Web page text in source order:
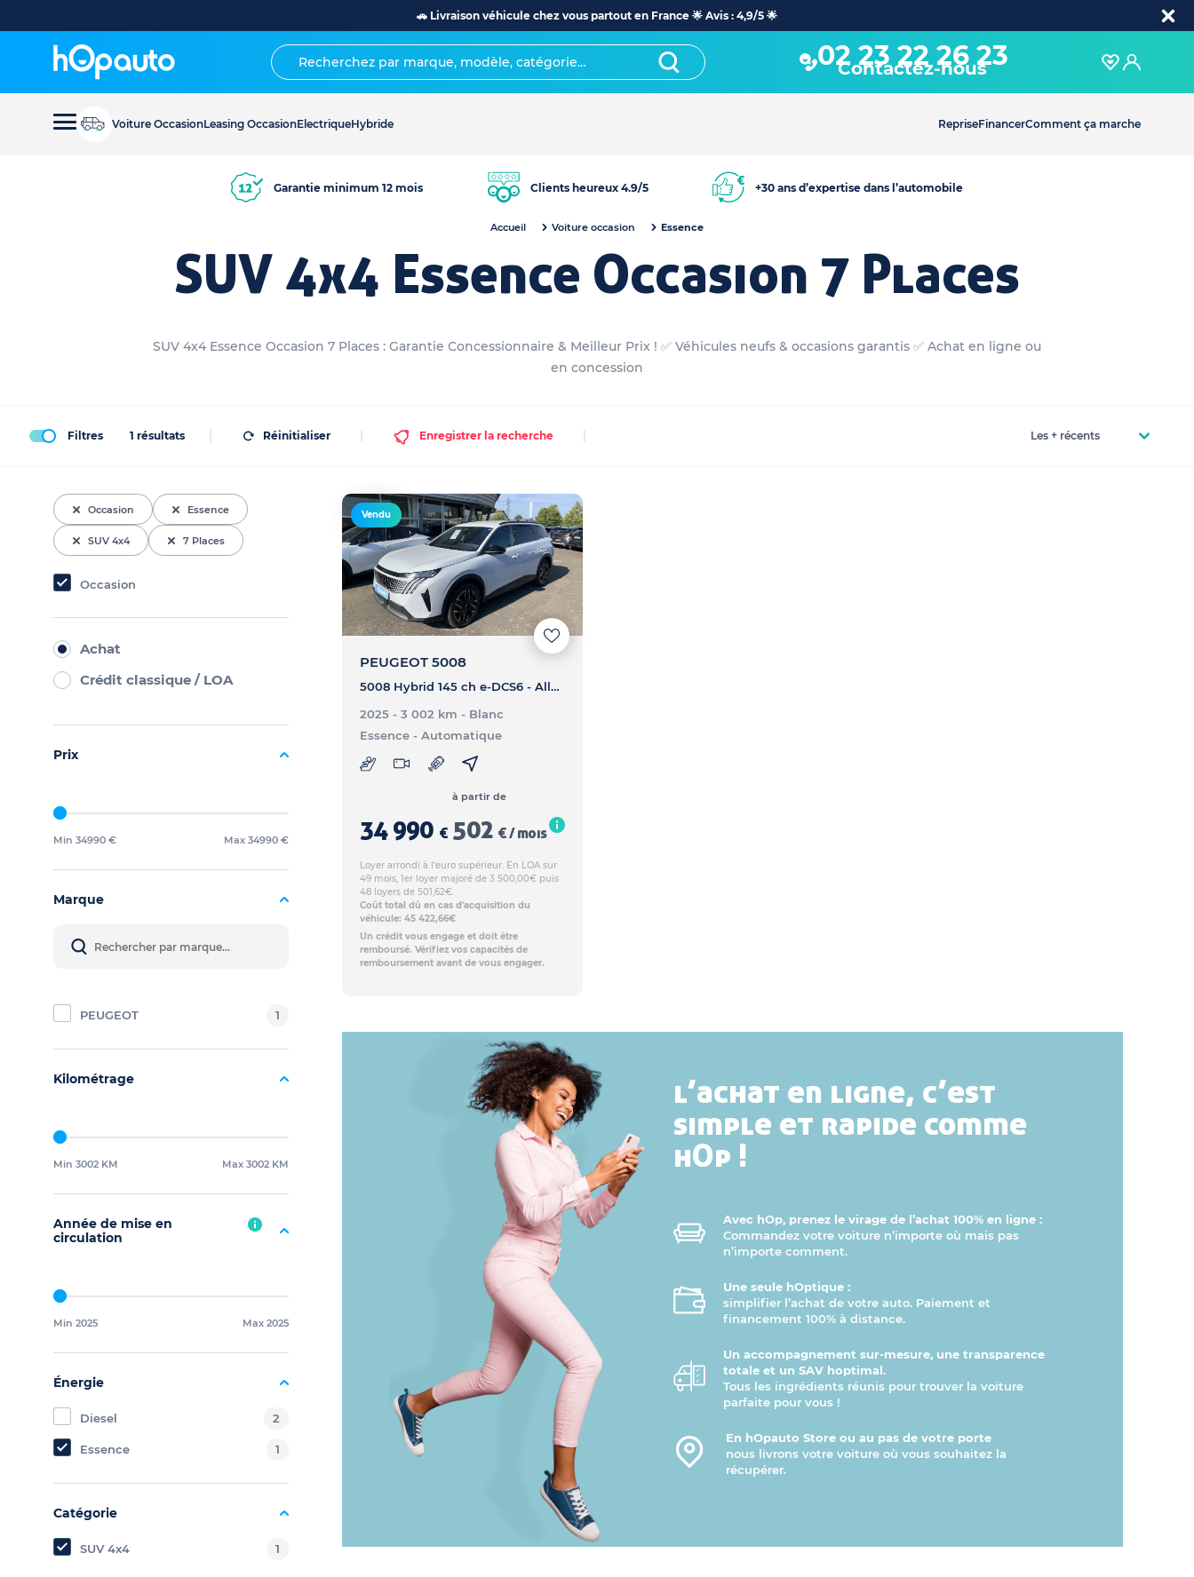
🚗 Livraison véhicule chez vous partout en France 🌟 Avis : 4,9/5 🌟
02 23 22 26 23
Contactez-nous
Voiture OccasionLeasing OccasionElectriqueHybride RepriseFinancerComment ça marche
Garantie minimum 12 mois Clients heureux 4.9/5 +30 ans d’expertise dans l’automobile
Accueil Voiture occasion Essence
SUV 4x4 Essence Occasion 7 Places
SUV 4x4 Essence Occasion 7 Places : Garantie Concessionnaire & Meilleur Prix ! ✅ Véhicules neufs & occasions garantis ✅ Achat en ligne ou
en concession
Filtres 1 résultats Réinitialiser Enregistrer la recherche
Occasion Essence
SUV 4x4 7 Places
Occasion
Achat
Crédit classique / LOA
Prix
Min 34990 € Max 34990 €
Marque
PEUGEOT 1
Kilométrage
Min 3002 KM Max 3002 KM
Année de mise en
circulation
Min 2025 Max 2025
Énergie
Diesel 2
Essence 1
Catégorie
SUV 4x4 1
Vendu
PEUGEOT 5008
5008 Hybrid 145 ch e-DCS6 - Allure
2025 - 3 002 km - Blanc
Essence- Automatique
34 990 €
à partir de
502 € / mois
Loyer arrondi à l'euro supérieur. En LOA sur
49 mois, 1er loyer majoré de 3 500,00€ puis
48 loyers de 501,62€.
Coût total dû en cas d'acquisition du
véhicule: 45 422,66€
Un crédit vous engage et doit être
remboursé. Vérifiez vos capacités de
remboursement avant de vous engager.
l’achat en ligne, c’est
simple et rapide comme
hOp !
Avec hOp, prenez le virage de l’achat 100% en ligne :
Commandez votre voiture n’importe où mais pas
n’importe comment.
Une seule hOptique :
simplifier l’achat de votre auto. Paiement et
financement 100% à distance.
Un accompagnement sur-mesure, une transparence
totale et un SAV hoptimal.
Tous les ingrédients réunis pour trouver la voiture
parfaite pour vous !
En hOpauto Store ou au pas de votre porte
nous livrons votre voiture où vous souhaitez la
récupérer.